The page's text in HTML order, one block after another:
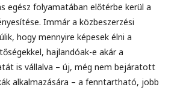
egész folyamatában előtérbe kerül a
Immár a közbeszerzési
hogy mennyire képesek élni a
hajlandóak-e akár a
is vállalva – új, még nem bejáratott
alkalmazására – a fenntartható, jobb